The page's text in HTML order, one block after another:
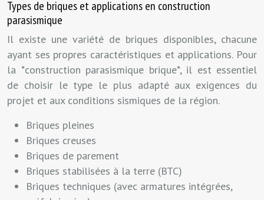
Types de briques et applications en construction
parasismique
Il existe une variété de briques disponibles, chacune
ayant ses propres caractéristiques et applications. Pour
la *construction parasismique brique*, il est essentiel
de choisir le type le plus adapté aux exigences du
projet et aux conditions sismiques de la région.
Briques pleines
Briques creuses
Briques de parement
Briques stabilisées à la terre (BTC)
Briques techniques (avec armatures intégrées,